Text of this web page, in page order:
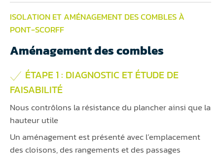
ISOLATION ET AMÉNAGEMENT DES COMBLES À
PONT-SCORFF
Aménagement des combles
ÉTAPE 1 : DIAGNOSTIC ET ÉTUDE DE
FAISABILITÉ
Nous contrôlons la résistance du plancher ainsi que la
hauteur utile
Un aménagement est présenté avec l’emplacement
des cloisons, des rangements et des passages